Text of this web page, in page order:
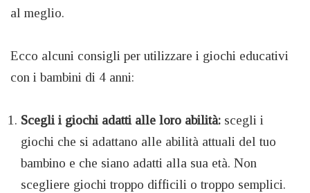
al meglio.
Ecco alcuni consigli per utilizzare i giochi educativi
con i bambini di 4 anni:
Scegli i giochi adatti alle loro abilità: scegli i
giochi che si adattano alle abilità attuali del tuo
bambino e che siano adatti alla sua età. Non
scegliere giochi troppo difficili o troppo semplici.